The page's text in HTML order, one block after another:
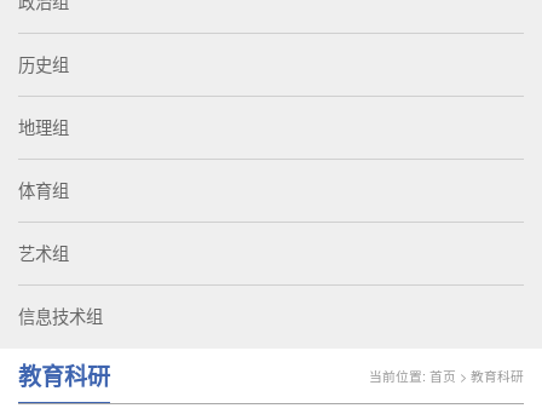
历史组
地理组
体育组
艺术组
信息技术组
教育科研 当前位置: 首页 > 教育科研